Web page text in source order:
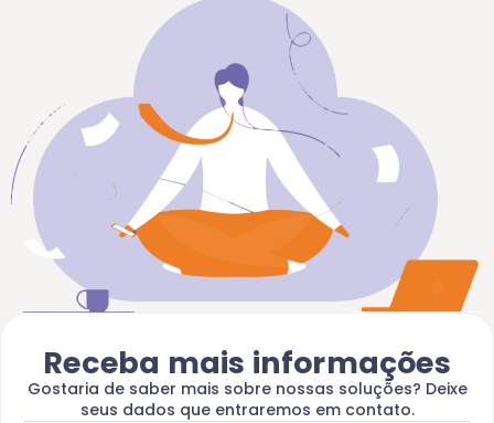
Receba mais informações
Gostaria de saber mais sobre nossas soluções? Deixe
seus dados que entraremos em contato.